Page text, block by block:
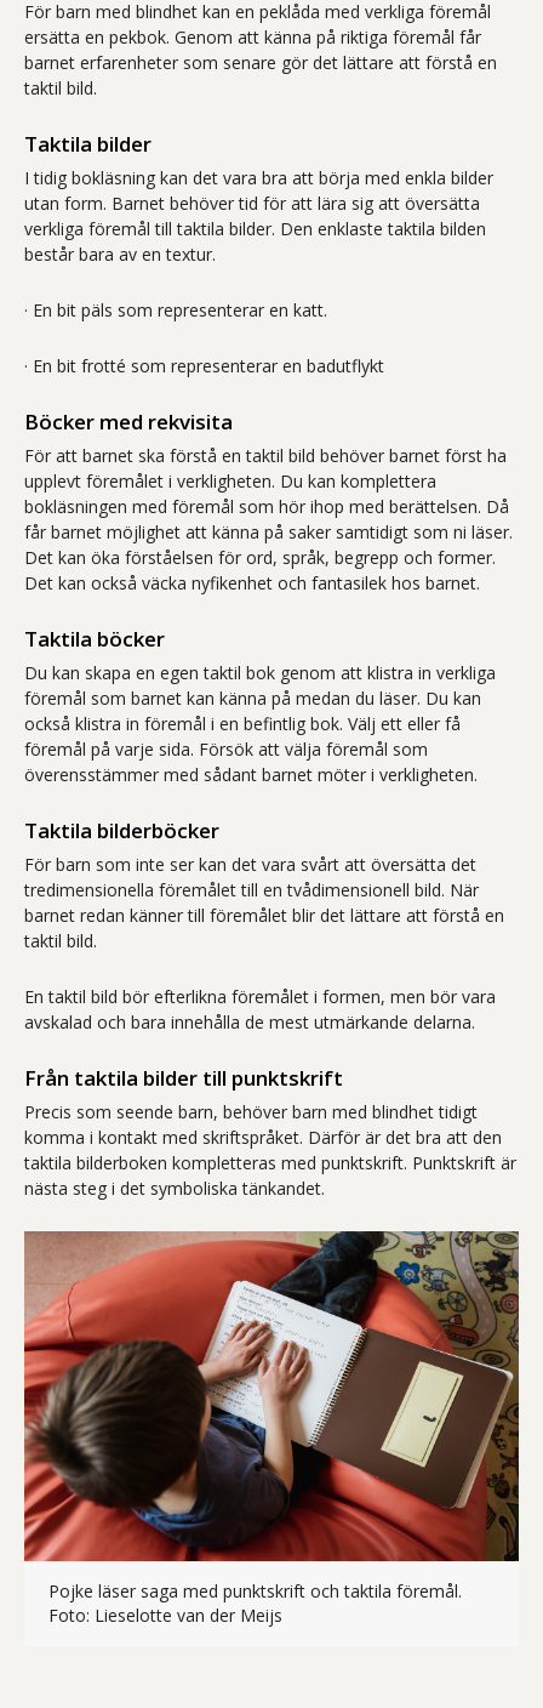
För barn med blindhet kan en peklåda med verkliga föremål
ersätta en pekbok. Genom att känna på riktiga föremål får
barnet erfarenheter som senare gör det lättare att förstå en
taktil bild.
Taktila bilder
I tidig bokläsning kan det vara bra att börja med enkla bilder
utan form. Barnet behöver tid för att lära sig att översätta
verkliga föremål till taktila bilder. Den enklaste taktila bilden
består bara av en textur.
· En bit päls som representerar en katt.
· En bit frotté som representerar en badutflykt
Böcker med rekvisita
För att barnet ska förstå en taktil bild behöver barnet först ha
upplevt föremålet i verkligheten. Du kan komplettera
bokläsningen med föremål som hör ihop med berättelsen. Då
får barnet möjlighet att känna på saker samtidigt som ni läser.
Det kan öka förståelsen för ord, språk, begrepp och former.
Det kan också väcka nyfikenhet och fantasilek hos barnet.
Taktila böcker
Du kan skapa en egen taktil bok genom att klistra in verkliga
föremål som barnet kan känna på medan du läser. Du kan
också klistra in föremål i en befintlig bok. Välj ett eller få
föremål på varje sida. Försök att välja föremål som
överensstämmer med sådant barnet möter i verkligheten.
Taktila bilderböcker
För barn som inte ser kan det vara svårt att översätta det
tredimensionella föremålet till en tvådimensionell bild. När
barnet redan känner till föremålet blir det lättare att förstå en
taktil bild.
En taktil bild bör efterlikna föremålet i formen, men bör vara
avskalad och bara innehålla de mest utmärkande delarna.
Från taktila bilder till punktskrift
Precis som seende barn, behöver barn med blindhet tidigt
komma i kontakt med skriftspråket. Därför är det bra att den
taktila bilderboken kompletteras med punktskrift. Punktskrift är
nästa steg i det symboliska tänkandet.
Pojke läser saga med punktskrift och taktila föremål.
Foto: Lieselotte van der Meijs